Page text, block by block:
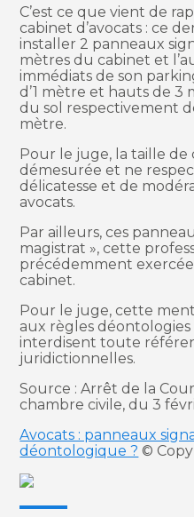
C’est ce que vient de
cabinet d’avocats : ce
installer 2 panneaux
mètres du cabinet et
immédiats de son
d’1 mètre et hauts de 3
du sol respectivement
mètre.
Pour le juge, la taille de
démesurée et ne
délicatesse et de
avocats.
Par ailleurs, ces
magistrat », cette
précédemment exercée
cabinet.
Pour le juge, cette
aux règles déontologies
interdisent toute
juridictionnelles.
Source : Arrêt de la
chambre civile, du 3
Avocats : panneaux
déontologique ? ©